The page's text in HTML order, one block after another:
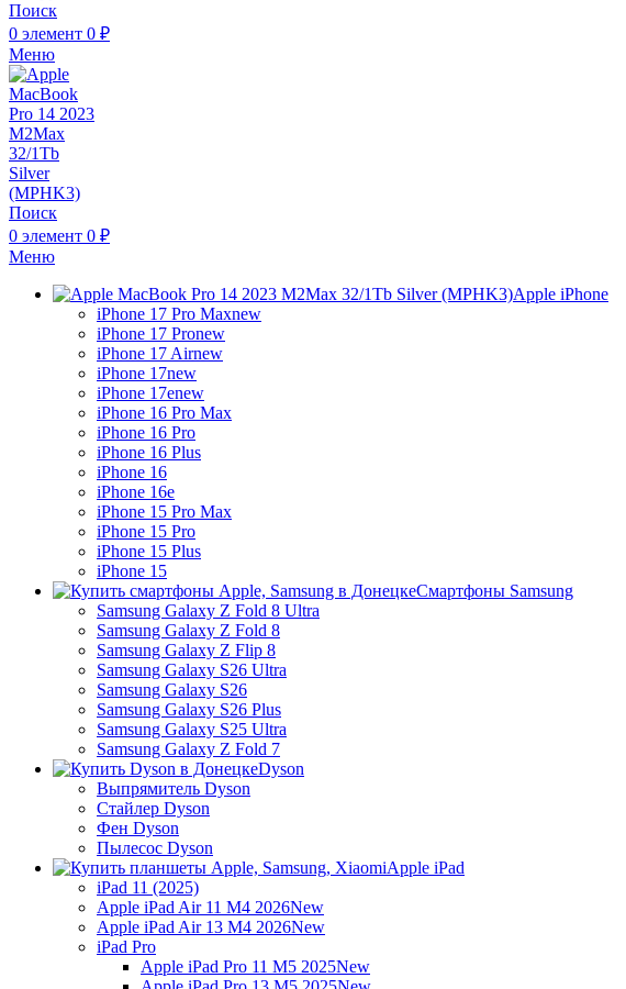
Поиск
0 элемент 0 ₽
Меню
Поиск
0 элемент 0 ₽
Меню
Apple iPhone
iPhone 17 Pro Maxnew
iPhone 17 Pronew
iPhone 17 Airnew
iPhone 17new
iPhone 17enew
iPhone 16 Pro Max
iPhone 16 Pro
iPhone 16 Plus
iPhone 16
iPhone 16e
iPhone 15 Pro Max
iPhone 15 Pro
iPhone 15 Plus
iPhone 15
Смартфоны Samsung
Samsung Galaxy Z Fold 8 Ultra
Samsung Galaxy Z Fold 8
Samsung Galaxy Z Flip 8
Samsung Galaxy S26 Ultra
Samsung Galaxy S26
Samsung Galaxy S26 Plus
Samsung Galaxy S25 Ultra
Samsung Galaxy Z Fold 7
Dyson
Выпрямитель Dyson
Стайлер Dyson
Фен Dyson
Пылесос Dyson
Apple iPad
iPad 11 (2025)
Apple iPad Air 11 M4 2026New
Apple iPad Air 13 M4 2026New
iPad Pro
Apple iPad Pro 11 M5 2025New